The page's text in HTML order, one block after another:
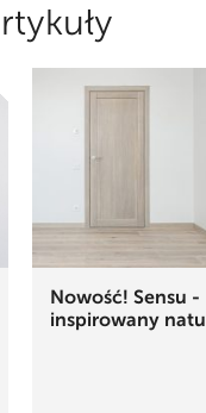
Nowość! Sensu
inspirowany